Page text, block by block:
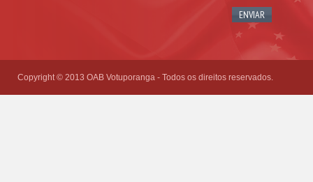
Copyright © 2013 OAB Votuporanga - Todos os direitos reservados.